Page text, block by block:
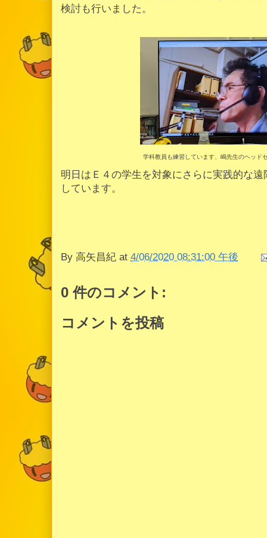
検討も行いました。
学科教員も練習しています、嶋先生のヘッド
明日はＥ４の学生を対象にさらに実践的な
しています。
By 高矢昌紀 at 4/06/2020 08:31:00 午後
0 件のコメント:
コメントを投稿